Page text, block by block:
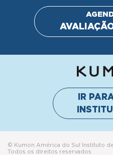
IR
© Kumon América do Sul Instituto de
Todos os direitos reservados